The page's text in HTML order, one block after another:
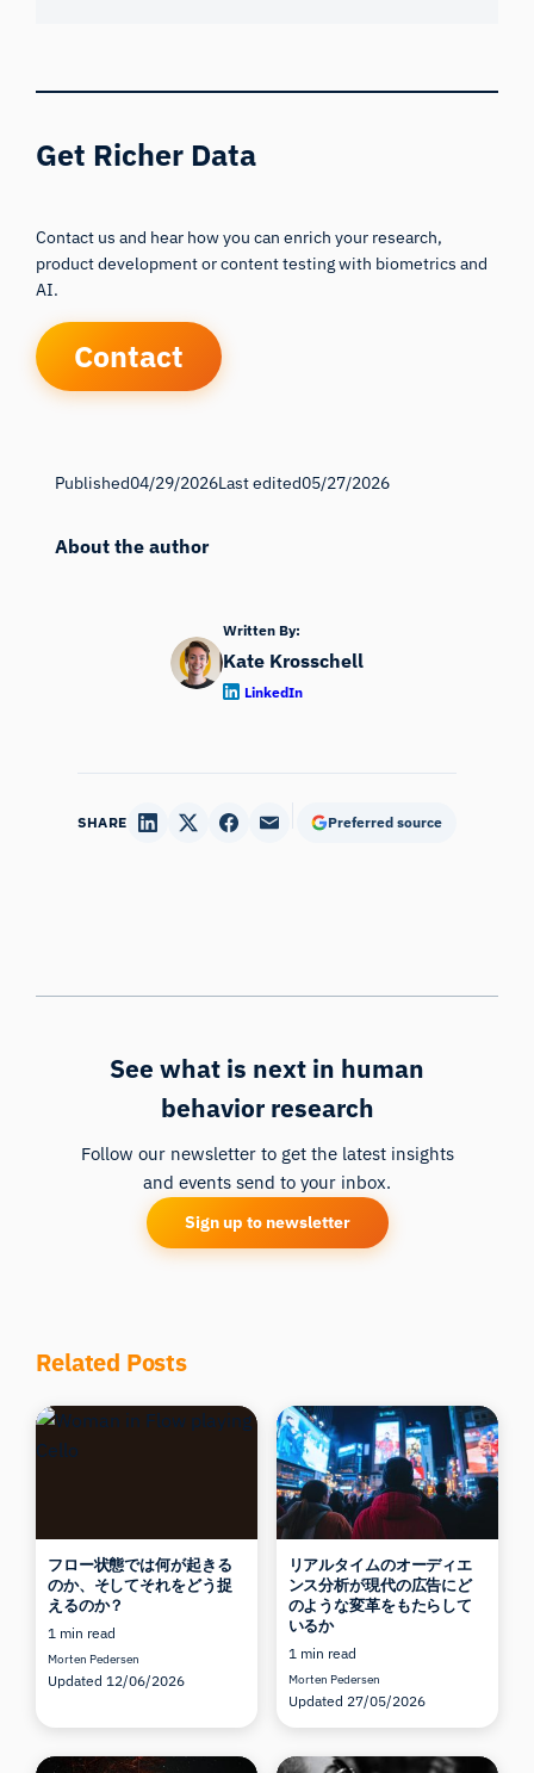
Get Richer Data
Contact us and hear how you can enrich your research,
product development or content testing with biometrics and
AI.
Contact
Published04/29/2026Last edited05/27/2026
About the author
Written By:
Kate Krosschell
LinkedIn
SHARE Preferred source
See what is next in human
behavior research
Follow our newsletter to get the latest insights
and events send to your inbox.
Sign up to newsletter
Related Posts
フロー状態では何が起きる
のか、そしてそれをどう捉
えるのか？
1 min read
Morten Pedersen
Updated 12/06/2026
リアルタイムのオーディエ
ンス分析が現代の広告にど
のような変革をもたらして
いるか
1 min read
Morten Pedersen
Updated 27/05/2026